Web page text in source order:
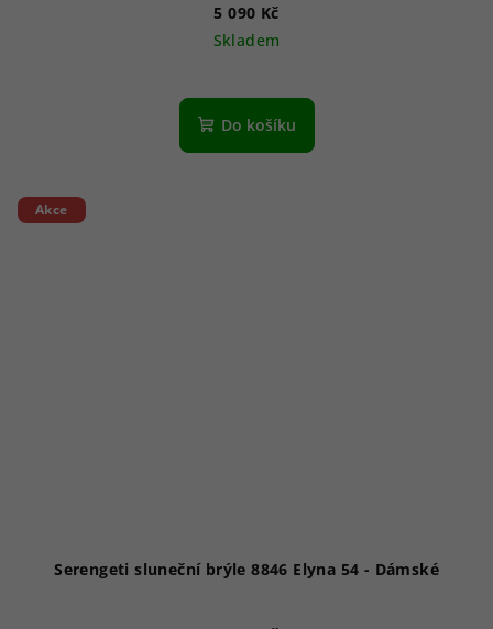
5 090 Kč
Skladem
Do košíku
Akce
Serengeti sluneční brýle 8846 Elyna 54 - Dámské